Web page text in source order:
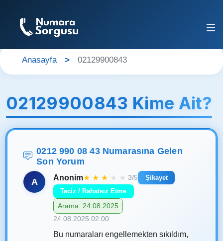
Anasayfa 02129900843
02129900843 Kime Ait?
0212 990 08 43 Numarasına Gelen
Son Yorum
A Anonim★ ★ ★ ★ ★ 3/5
Şikayet
Taciz / Rahatsız Etme
Arama: 24.08.2025
24.08.2025 02:00
Bu numaraları engellemekten sıkıldım,